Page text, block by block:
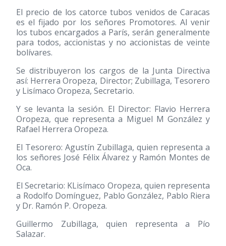
El precio de los catorce tubos venidos de Caracas
es el fijado por los señores Promotores. Al venir
los tubos encargados a París, serán generalmente
para todos, accionistas y no accionistas de veinte
bolívares.
Se distribuyeron los cargos de la Junta Directiva
así: Herrera Oropeza, Director; Zubillaga, Tesorero
y Lisímaco Oropeza, Secretario.
Y se levanta la sesión. El Director: Flavio Herrera
Oropeza, que representa a Miguel M González y
Rafael Herrera Oropeza.
El Tesorero: Agustín Zubillaga, quien representa a
los señores José Félix Álvarez y Ramón Montes de
Oca.
El Secretario: KLisímaco Oropeza, quien representa
a Rodolfo Domínguez, Pablo González, Pablo Riera
y Dr. Ramón P. Oropeza.
Guillermo Zubillaga, quien representa a Pío
Salazar.